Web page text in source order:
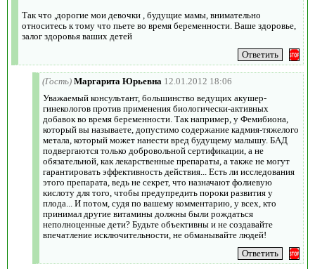
Так что ,дорогие мои девочки , будущие мамы, внимательно
относитесь к тому что пьете во время беременности. Ваше здоровье,
залог здоровья ваших детей
(Гость) Маргарита Юрьевна 12.01.2012 18:06
Уважаемый консультант, большинство ведущих акушер-
гинекологов против применения биологически-активных
добавок во время беременности. Так например, у Фемибиона,
который вы называете, допустимо содержание кадмия-тяжелого
метала, который может нанести вред будущему малышу. БАД
подвергаются только добровольной сертификации, а не
обязательной, как лекарственные препараты, а также не могут
гарантировать эффективность действия... Есть ли исследования
этого препарата, ведь не секрет, что назначают фолиевую
кислоту для того, чтобы предупредить пороки развития у
плода... И потом, судя по вашему комментарию, у всех, кто
принимал другие витамины должны были рождаться
неполноценные дети? Будьте объективны и не создавайте
впечатление исключительности, не обманывайте людей!